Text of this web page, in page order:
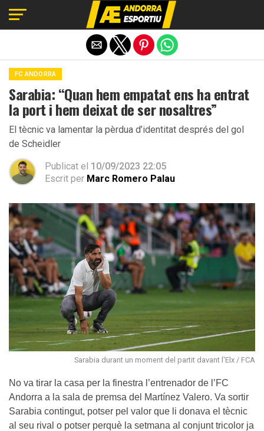
FC ANDORRA
Sarabia: “Quan hem empatat ens ha entrat
la port i hem deixat de ser nosaltres”
El tècnic va lamentar la pèrdua d’identitat després del gol
de Scheidler
Publicat el 10/09/2023 22:05
Escrit per Marc Romero Palau
Sarabia durant un moment del partit davant l'Elx / FCA
No va tirar la casa per la finestra l’entrenador de l’FC
Andorra a la sala de premsa del Martínez Valero. Va sortir
Sarabia contingut, potser pel valor que li donava el tècnic
al seu rival o potser perquè la setmana al conjunt tricolor ja
Exit mobile version